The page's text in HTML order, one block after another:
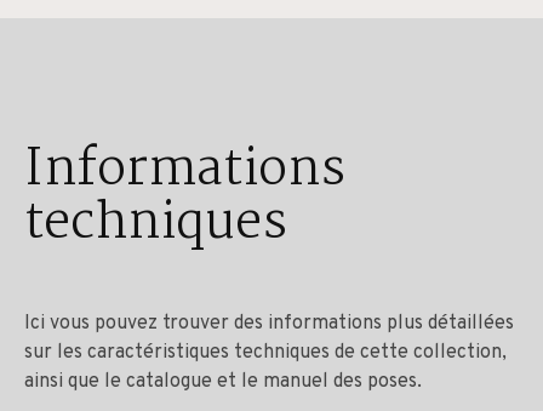
Informations
techniques
Ici vous pouvez trouver des informations plus détaillées
sur les caractéristiques techniques de cette collection,
ainsi que le catalogue et le manuel des poses.